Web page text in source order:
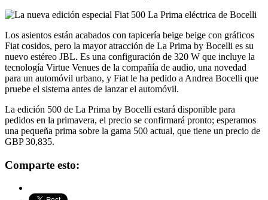
Los asientos están acabados con tapicería beige beige con gráficos
Fiat cosidos, pero la mayor atracción de La Prima by Bocelli es su
nuevo estéreo JBL. Es una configuración de 320 W que incluye la
tecnología Virtue Venues de la compañía de audio, una novedad
para un automóvil urbano, y Fiat le ha pedido a Andrea Bocelli que
pruebe el sistema antes de lanzar el automóvil.
La edición 500 de La Prima by Bocelli estará disponible para
pedidos en la primavera, el precio se confirmará pronto; esperamos
una pequeña prima sobre la gama 500 actual, que tiene un precio de
GBP 30,835.
Comparte
esto
Twitter
Comparte
esto
Facebook
Correo
electrónico
Comparte esto: